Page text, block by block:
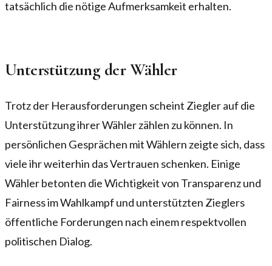
tatsächlich die nötige Aufmerksamkeit erhalten.
Unterstützung der Wähler
Trotz der Herausforderungen scheint Ziegler auf die
Unterstützung ihrer Wähler zählen zu können. In
persönlichen Gesprächen mit Wählern zeigte sich, dass
viele ihr weiterhin das Vertrauen schenken. Einige
Wähler betonten die Wichtigkeit von Transparenz und
Fairness im Wahlkampf und unterstützten Zieglers
öffentliche Forderungen nach einem respektvollen
politischen Dialog.